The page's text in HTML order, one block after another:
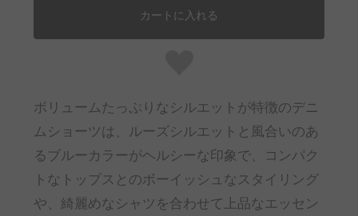
カートに入れる
ボリュームたっぷりなシルエットが特徴のデニ
ムショーツは、ルーズシルエットと風合いのあ
るブルーカラーがヘルシーな印象で、コンパク
トなトップスとのボーイッシュなスタイリング
や、綺麗めなシャツを合わせて上品なエッセン